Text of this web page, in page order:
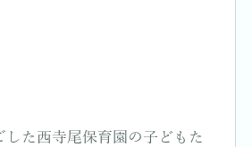
した西寺尾保育園の子どもた